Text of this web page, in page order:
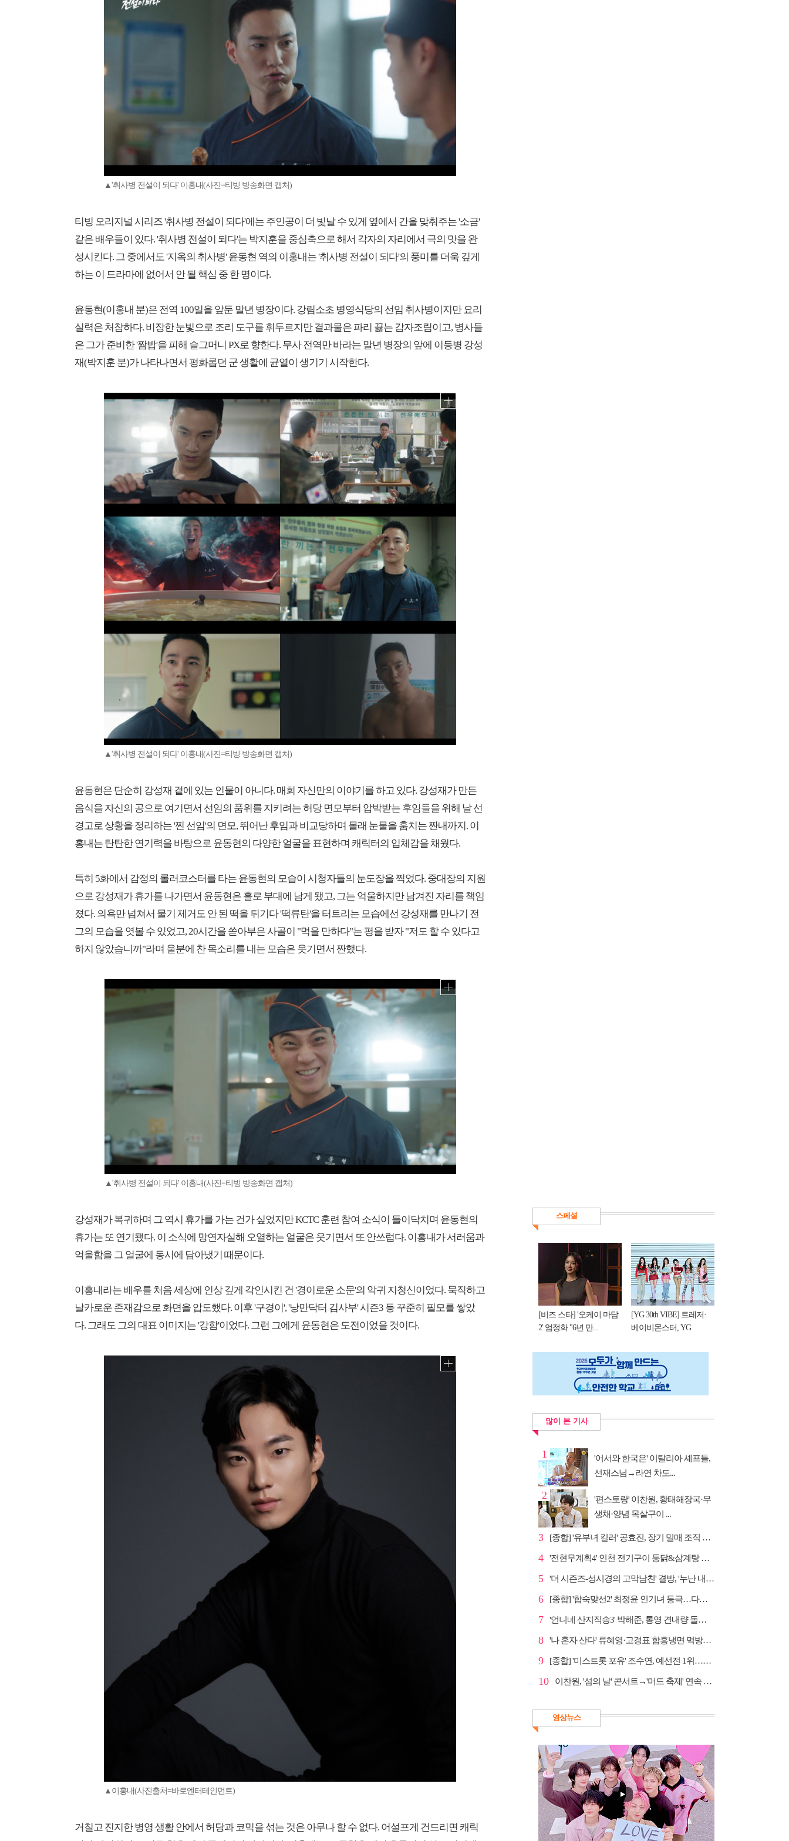
▲'취사병 전설이 되다' 이홍내(사진=티빙 방송화면 캡처)
티빙 오리지널 시리즈 '취사병 전설이 되다'에는 주인공이 더 빛날 수 있게 옆에서 간을 맞춰주는 '소금'
같은 배우들이 있다. '취사병 전설이 되다'는 박지훈을 중심축으로 해서 각자의 자리에서 극의 맛을 완
성시킨다. 그 중에서도 '지옥의 취사병' 윤동현 역의 이홍내는 '취사병 전설이 되다'의 풍미를 더욱 깊게
하는 이 드라마에 없어서 안 될 핵심 중 한 명이다.
윤동현(이홍내 분)은 전역 100일을 앞둔 말년 병장이다. 강림소초 병영식당의 선임 취사병이지만 요리
실력은 처참하다. 비장한 눈빛으로 조리 도구를 휘두르지만 결과물은 파리 끓는 감자조림이고, 병사들
은 그가 준비한 '짬밥'을 피해 슬그머니 PX로 향한다. 무사 전역만 바라는 말년 병장의 앞에 이등병 강성
재(박지훈 분)가 나타나면서 평화롭던 군 생활에 균열이 생기기 시작한다.
▲'취사병 전설이 되다' 이홍내(사진=티빙 방송화면 캡처)
윤동현은 단순히 강성재 곁에 있는 인물이 아니다. 매회 자신만의 이야기를 하고 있다. 강성재가 만든
음식을 자신의 공으로 여기면서 선임의 품위를 지키려는 허당 면모부터 압박받는 후임들을 위해 날 선
경고로 상황을 정리하는 '찐 선임'의 면모, 뛰어난 후임과 비교당하며 몰래 눈물을 훔치는 짠내까지. 이
홍내는 탄탄한 연기력을 바탕으로 윤동현의 다양한 얼굴을 표현하며 캐릭터의 입체감을 채웠다.
특히 5화에서 감정의 롤러코스터를 타는 윤동현의 모습이 시청자들의 눈도장을 찍었다. 중대장의 지원
으로 강성재가 휴가를 나가면서 윤동현은 홀로 부대에 남게 됐고, 그는 억울하지만 남겨진 자리를 책임
졌다. 의욕만 넘쳐서 물기 제거도 안 된 떡을 튀기다 '떡류탄'을 터트리는 모습에선 강성재를 만나기 전
그의 모습을 엿볼 수 있었고, 20시간을 쏟아부은 사골이 "먹을 만하다"는 평을 받자 "저도 할 수 있다고
하지 않았습니까"라며 울분에 찬 목소리를 내는 모습은 웃기면서 짠했다.
▲'취사병 전설이 되다' 이홍내(사진=티빙 방송화면 캡처)
강성재가 복귀하며 그 역시 휴가를 가는 건가 싶었지만 KCTC 훈련 참여 소식이 들이닥치며 윤동현의
휴가는 또 연기됐다. 이 소식에 망연자실해 오열하는 얼굴은 웃기면서 또 안쓰럽다. 이홍내가 서러움과
억울함을 그 얼굴에 동시에 담아냈기 때문이다.
이홍내라는 배우를 처음 세상에 인상 깊게 각인시킨 건 '경이로운 소문'의 악귀 지청신이었다. 묵직하고
날카로운 존재감으로 화면을 압도했다. 이후 '구경이', '낭만닥터 김사부' 시즌3 등 꾸준히 필모를 쌓았
다. 그래도 그의 대표 이미지는 '강함'이었다. 그런 그에게 윤동현은 도전이었을 것이다.
▲이홍내(사진출처=바로엔터테인먼트)
거칠고 진지한 병영 생활 안에서 허당과 코믹을 섞는 것은 아무나 할 수 없다. 어설프게 건드리면 캐릭
스페셜
[비즈 스타] '오케이 마담
2' 엄정화 "6년 만...
[YG 30th VIBE] 트레저·
베이비몬스터, YG
많이 본 기사
1
'어서와 한국은' 이탈리아 셰프들,
선재스님→라연 차도...
2
'편스토랑' 이찬원, 황태해장국·무
생채·양념 목살구이 ...
3 [종합] '유부녀 킬러' 공효진, 장기 밀매 조직 소탕…4...
4 '전현무계획4' 인천 전기구이 통닭&삼계탕 노포 맛집 탐방
5 '더 시즌즈-성시경의 고막남친' 결방, '누난 내게 여자...
6 [종합] '합숙맞선2' 최정윤 인기녀 등극…다음주 마지막...
7 '언니네 산지직송3' 박해준, 통영 견내량 돌미역 조업 ...
8 '나 혼자 산다' 류혜영·고경표 함흥냉면 먹방→남산 산책
9 [종합] '미스트롯 포유' 조수연, 예선전 1위…신윤승 지...
10 이찬원, '섬의 날' 콘서트→'머드 축제' 연속 출격
영상뉴스